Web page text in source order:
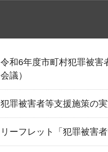
令和6年度市町村犯罪被害
会議）
犯罪被害者等支援施策の
リーフレット「犯罪被害者